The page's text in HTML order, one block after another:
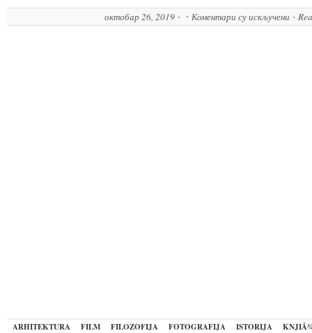
октобар 26, 2019 Коментари су искључени
на
ARHITEKTURA FILM FILOZOFIJA FOTOGRAFIJA ISTORIJA